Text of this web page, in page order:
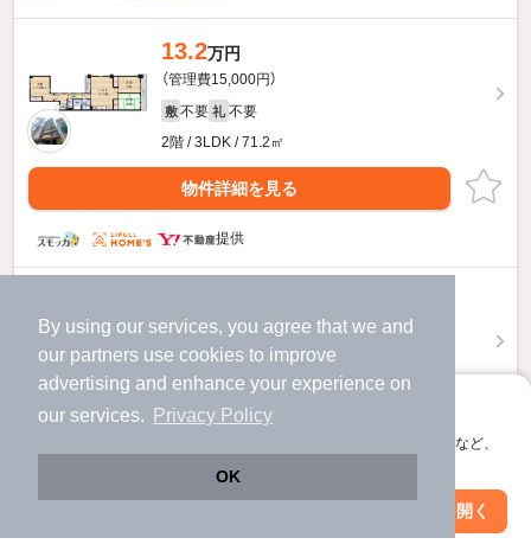
By using our services, you agree that we and
our partners use cookies to improve
advertising and enhance your experience on
our services.
Privacy Policy
OK
アプリに切り替えて、サクサクお部屋探し
会員登録なしですぐ使える。マップ検索やお気に入り保存など、
アプリを開く
13.2万円
（管理費15,000円）
敷 不要 礼 不要
2階 / 3LDK / 71.2㎡
物件詳細を見る
提供
（管理費15,000円）
敷 不要 礼 不要
8階 / 3LDK / 71.2㎡
提供
絞り込み条件を変更